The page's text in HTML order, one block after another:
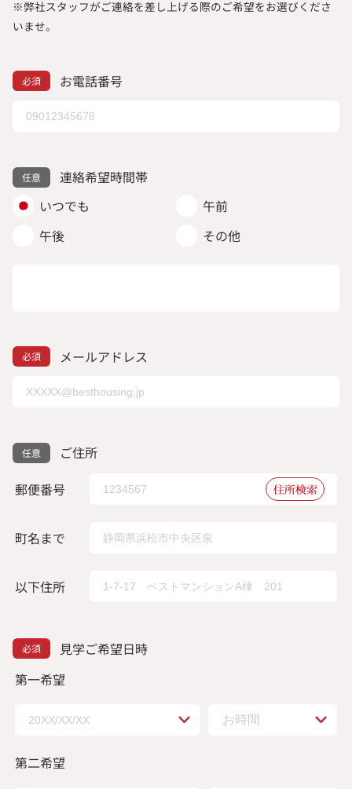
※弊社スタッフがご連絡を差し上げる際のご希望をお選びくださ
いませ。
お電話番号
連絡希望時間帯
いつでも
午前
午後
その他
メールアドレス
ご住所
郵便番号
住所検索
町名まで
以下住所
見学ご希望日時
第一希望
第二希望